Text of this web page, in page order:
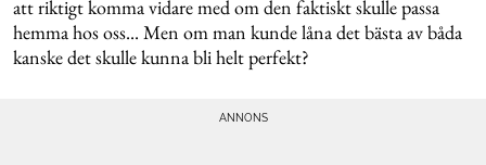
att riktigt komma vidare med om den faktiskt skulle passa
hemma hos oss... Men om man kunde låna det bästa av båda
kanske det skulle kunna bli helt perfekt?